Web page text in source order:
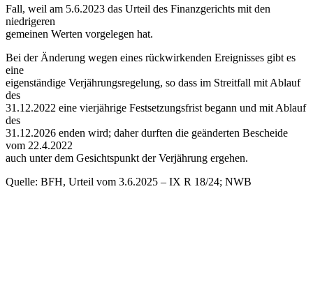
Fall, weil am 5.6.2023 das Urteil des Finanzgerichts mit den
niedrigeren
gemeinen Werten vorgelegen hat.
Bei der Änderung wegen eines rückwirkenden Ereignisses gibt es
eine
eigenständige Verjährungsregelung, so dass im Streitfall mit Ablauf
des
31.12.2022 eine vierjährige Festsetzungsfrist begann und mit Ablauf
des
31.12.2026 enden wird; daher durften die geänderten Bescheide
vom 22.4.2022
auch unter dem Gesichtspunkt der Verjährung ergehen.
Quelle: BFH, Urteil vom 3.6.2025 – IX R 18/24; NWB